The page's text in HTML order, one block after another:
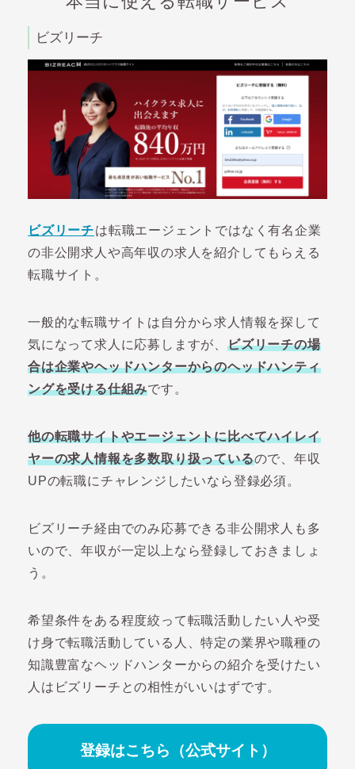
ビズリーチ
ビズリーチは転職エージェントではなく有名企業
の非公開求人や高年収の求人を紹介してもらえる
転職サイト。
一般的な転職サイトは自分から求人情報を探して
気になって求人に応募しますが、 ビズリーチの場
合は企業やヘッドハンターからのヘッドハンティ
ングを受ける仕組みです。
他の転職サイトやエージェントに比べてハイレイ
ヤーの求人情報を多数取り扱っているので、年収
UPの転職にチャレンジしたいなら登録必須。
ビズリーチ経由でのみ応募できる非公開求人も多
いので、年収が一定以上なら登録しておきましょ
う。
希望条件をある程度絞って転職活動したい人や受
け身で転職活動している人、特定の業界や職種の
知識豊富なヘッドハンターからの紹介を受けたい
人はビズリーチとの相性がいいはずです。
登録はこちら（公式サイト）